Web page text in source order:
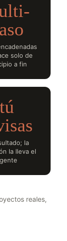
solo de
a fin
tú
la
la lleva el
reales,